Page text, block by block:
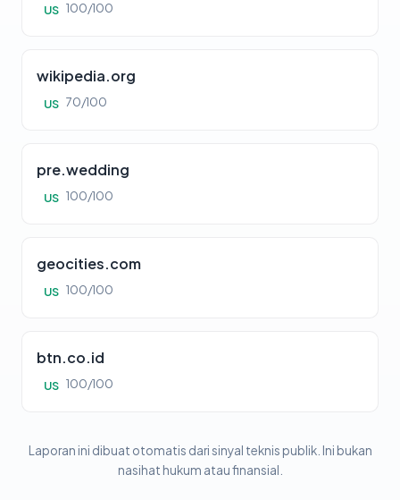
US 100/100
wikipedia.org
US 70/100
pre.wedding
US 100/100
geocities.com
US 100/100
btn.co.id
US 100/100
Laporan ini dibuat otomatis dari sinyal teknis publik. Ini bukan
nasihat hukum atau finansial.